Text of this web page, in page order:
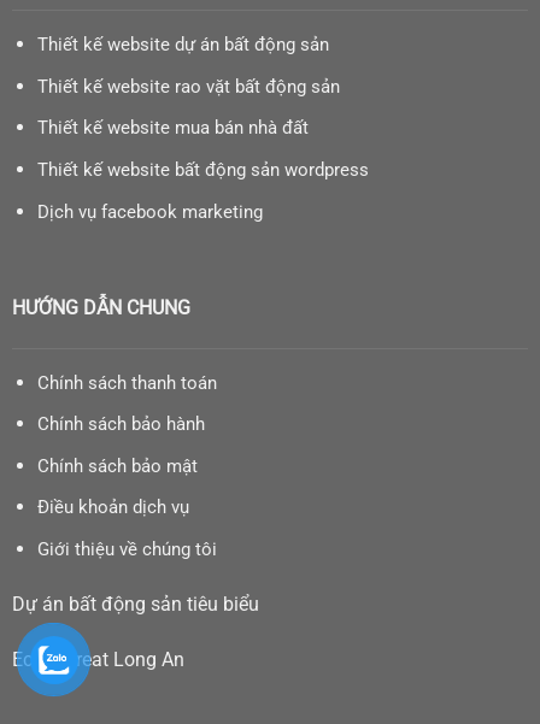
Thiết kế website dự án bất động sản
Thiết kế website rao vặt bất động sản
Thiết kế website mua bán nhà đất
Thiết kế website bất động sản wordpress
Dịch vụ facebook marketing
HƯỚNG DẪN CHUNG
Chính sách thanh toán
Chính sách bảo hành
Chính sách bảo mật
Điều khoản dịch vụ
Giới thiệu về chúng tôi
Dự án bất động sản tiêu biểu
Eco Retreat Long An